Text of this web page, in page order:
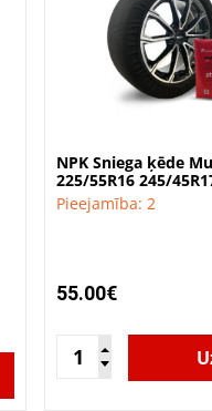
NPK Sniega ķēde
225/55R16 245/
Pieejamība: 2
55.00€